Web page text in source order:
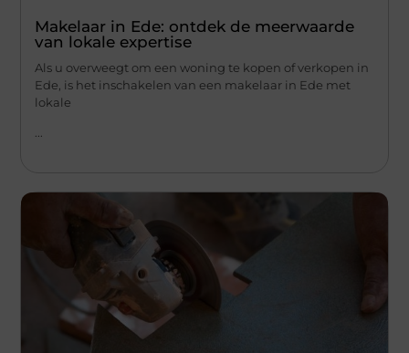
Makelaar in Ede: ontdek de meerwaarde
van lokale expertise
Als u overweegt om een woning te kopen of verkopen in
Ede, is het inschakelen van een makelaar in Ede met
lokale
...